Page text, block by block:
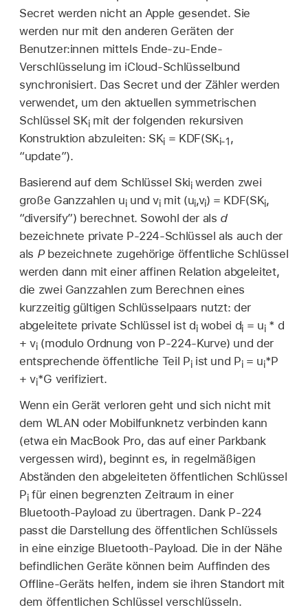
Secret werden nicht an Apple gesendet. Sie
werden nur mit den anderen Geräten der
Benutzer:innen mittels Ende-zu-Ende-
Verschlüsselung im iCloud-Schlüsselbund
synchronisiert. Das Secret und der Zähler werden
verwendet, um den aktuellen symmetrischen
Schlüssel SKimit der folgenden rekursiven
Konstruktion abzuleiten: SKi = KDF(SKi-1 ,
“update”).
Basierend auf dem Schlüssel Skiiwerden zwei
große Ganzzahlen uiund vimit (ui,vi) = KDF(SKi,
“diversify”) berechnet. Sowohl der als d
bezeichnete private P-224-Schlüssel als auch der
als Pbezeichnete zugehörige öffentliche Schlüssel
werden dann mit einer affinen Relation abgeleitet,
die zwei Ganzzahlen zum Berechnen eines
kurzzeitig gültigen Schlüsselpaars nutzt: der
abgeleitete private Schlüssel ist diwobei di= ui* d
+ vi(modulo Ordnung von P-224-Kurve) und der
entsprechende öffentliche Teil Piist und Pi= ui*P
+ vi*G verifiziert.
Wenn ein Gerät verloren geht und sich nicht mit
dem WLAN oder Mobilfunknetz verbinden kann
(etwa ein MacBook Pro, das auf einer Parkbank
vergessen wird), beginnt es, in regelmäßigen
Abständen den abgeleiteten öffentlichen Schlüssel
Pifür einen begrenzten Zeitraum in einer
Bluetooth-Payload zu übertragen. Dank P-224
passt die Darstellung des öffentlichen Schlüssels
in eine einzige Bluetooth-Payload. Die in der Nähe
befindlichen Geräte können beim Auffinden des
Offline-Geräts helfen, indem sie ihren Standort mit
dem öffentlichen Schlüssel verschlüsseln.